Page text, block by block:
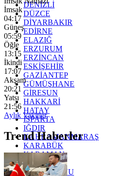
DENİZLİ
DÜZCE
DİYARBAKIR
EDİRNE
ELAZIĞ
ERZURUM
ERZİNCAN
ESKİŞEHİR
GAZİANTEP
GÜMÜŞHANE
GİRESUN
HAKKARİ
HATAY
ISPARTA
IĞDIR
KAHRAMANMARAŞ
KARABÜK
KARAMAN
KARS
KASTAMONU
İmsak
04:17
Güneş
05:59
Öğle
13:15
İkindi
17:07
Akşam
20:21
Yatsı
21:56
Aylık Vakitler
Trend Haberler